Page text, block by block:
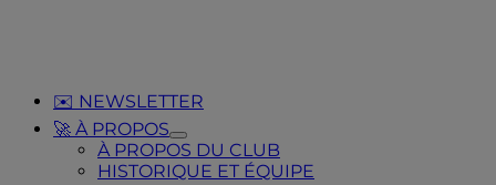
✉️ NEWSLETTER
🚀 À PROPOS
Toggle
Submenu
for
À PROPOS DU CLUB
HISTORIQUE ET ÉQUIPE